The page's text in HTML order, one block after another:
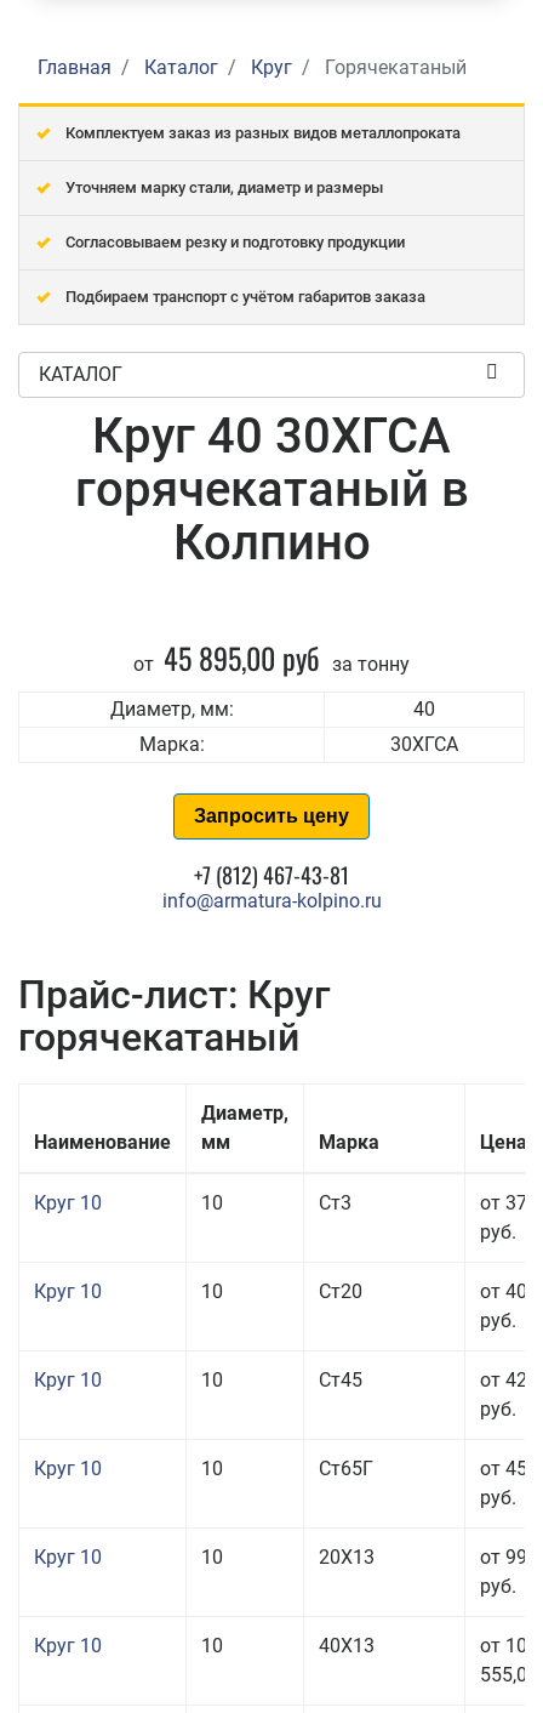
Главная Каталог Круг Горячекатаный
Комплектуем заказ из разных видов металлопроката
Уточняем марку стали, диаметр и размеры
Согласовываем резку и подготовку продукции
Подбираем транспорт с учётом габаритов заказа
КАТАЛОГ
Круг 40 30ХГСА
горячекатаный в
Колпино
от 45 895,00 руб за тонну
Диаметр, мм:
40
Марка:
30ХГСА
Запросить цену
+7 (812) 467-43-81
info@armatura-kolpino.ru
Прайс-лист: Круг
горячекатаный
Наименование
Диаметр,
мм
Марка Цена
Круг 10 10 Ст3
от 37
руб.
Круг 10 10 Ст20
от 40
руб.
Круг 10 10 Ст45
от 42
руб.
Круг 10 10 Ст65Г
от 45
руб.
Круг 10 10 20Х13
от 99
руб.
Круг 10 10 40Х13
от 106
555,00